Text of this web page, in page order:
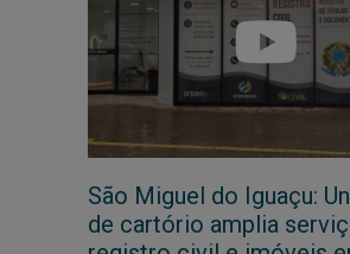
São Miguel do Iguaçu:
de cartório amplia